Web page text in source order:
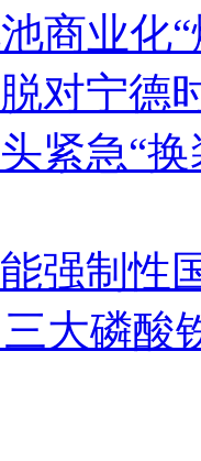
商业化
对宁德
紧急“
强制性
大磷酸